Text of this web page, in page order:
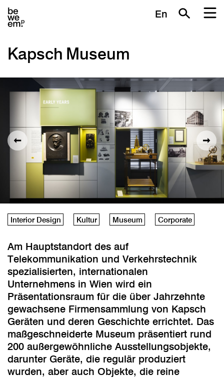
En
Kapsch Museum
Interior Design Kultur Museum Corporate
Am Hauptstandort des auf
Telekommunikation und Verkehrstechnik
spezialisierten, internationalen
Unternehmens in Wien wird ein
Präsentationsraum für die über Jahrzehnte
gewachsene Firmensammlung von Kapsch
Geräten und deren Geschichte errichtet. Das
maßgeschneiderte Museum präsentiert rund
200 außergewöhnliche Ausstellungsobjekte,
darunter Geräte, die regulär produziert
wurden, aber auch Objekte, die reine